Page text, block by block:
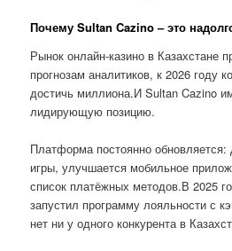
Почему Sultan Cazino – это
Рынок онлайн-казино в Казахстане
прогнозам аналитиков, к 2026 году
достичь миллиона.И Sultan Cazino
лидирующую позицию.
Платформа постоянно
игры, улучшается мобильное
список платёжных методов.В 2025
запустил программу лояльности с
нет ни у одного конкурента в